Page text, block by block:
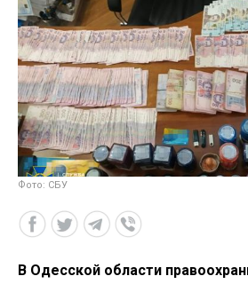
Фото: СБУ
В Одесской области